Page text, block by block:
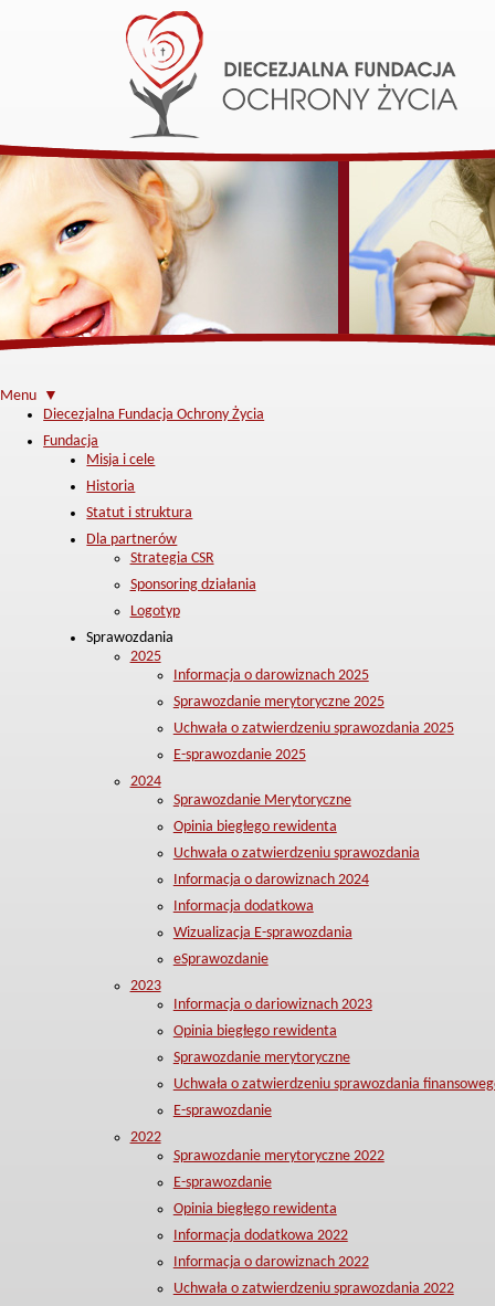
Menu ▼
Diecezjalna Fundacja Ochrony Życia
Fundacja
Misja i cele
Historia
Statut i struktura
Dla partnerów
Strategia CSR
Sponsoring działania
Logotyp
Sprawozdania
2025
Informacja o darowiznach 2025
Sprawozdanie merytoryczne 2025
Uchwała o zatwierdzeniu sprawozdania 2025
E-sprawozdanie 2025
2024
Sprawozdanie Merytoryczne
Opinia biegłego rewidenta
Uchwała o zatwierdzeniu sprawozdania
Informacja o darowiznach 2024
Informacja dodatkowa
Wizualizacja E-sprawozdania
eSprawozdanie
2023
Informacja o dariowiznach 2023
Opinia biegłego rewidenta
Sprawozdanie merytoryczne
Uchwała o zatwierdzeniu sprawozdania
E-sprawozdanie
2022
Sprawozdanie merytoryczne 2022
E-sprawozdanie
Opinia biegłego rewidenta
Informacja dodatkowa 2022
Informacja o darowiznach 2022
Uchwała o zatwierdzeniu sprawozdania 2022